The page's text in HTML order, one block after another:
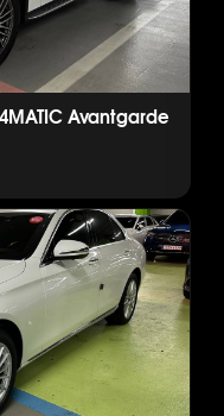
Avantgarde